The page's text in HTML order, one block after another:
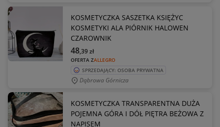
KOSMETYCZKA SASZETKA KSIĘŻYC
KOSMETYKI ALA PIÓRNIK HALOWEN
CZAROWNIK
OFERTA ZALLEGRO
48,39zł
SPRZEDAJĄCY: OSOBA PRYWATNA
Dąbrowa Górnicza
KOSMETYCZKA TRANSPARENTNA DUŻA
POJEMNA GÓRA I DÓŁ PIĘTRA BEŻOWA Z
NAPISEM